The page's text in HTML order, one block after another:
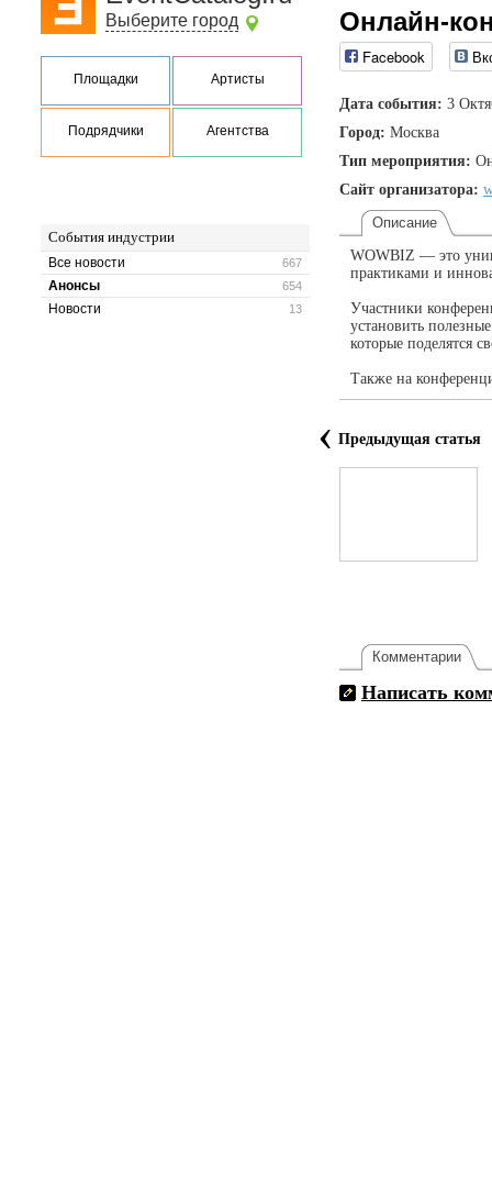
Выберите город
Площадки Артисты
Подрядчики Агентства
События индустрии
667
Все новости
654
Анонсы
13
Новости
Онлайн-
Facebook
Дата события: 3
Город: Москва
Тип мероприятия:
Сайт организатора:
Описание
WOWBIZ — это
практиками и
Участники
установить
которые поделятся
Также на
‹ Предыдущая статья
Комментарии
Написать